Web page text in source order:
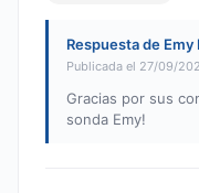
Respuesta de Emy
Publicada el 27/09/
Gracias por sus
sonda Emy!